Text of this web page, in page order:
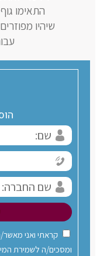
התאימו
שיהיו
קראתי ואני
ומסכים/ה לשמירת